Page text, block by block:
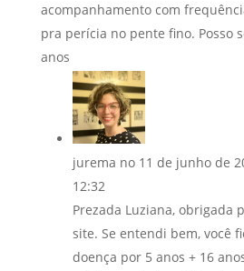
acompanhamento com
pra perícia no pente fino. Posso
anos
jurema no 11 de junho de
12:32
Prezada Luziana, obrigada
site. Se entendi bem, você
doença por 5 anos + 16